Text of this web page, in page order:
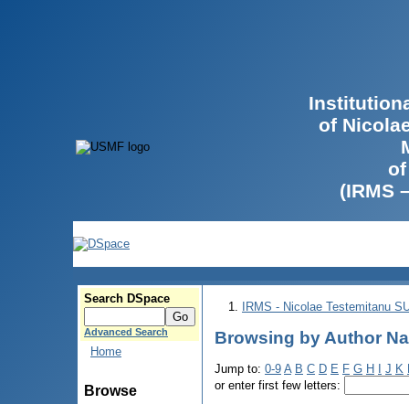
of
(IRMS
Search DSpace
Advanced Search
Home
Browse
IRMS - Nicolae Testemitanu
Browsing by Author
Jump to: 0-9 A B C D E F G H J K
or enter first few letters: